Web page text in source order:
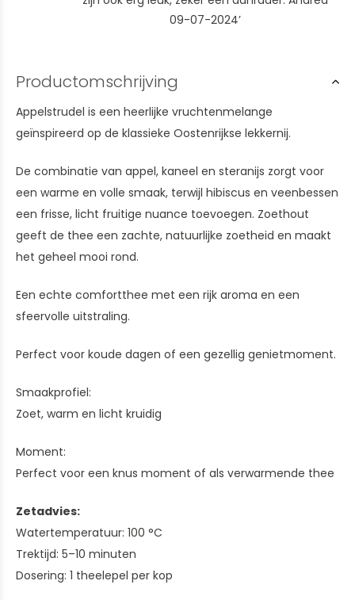
09-07-2024’
Productomschrijving
Appelstrudel is een heerlijke vruchtenmelange
geïnspireerd op de klassieke Oostenrijkse lekkernij.
De combinatie van appel, kaneel en steranijs zorgt voor
een warme en volle smaak, terwijl hibiscus en veenbessen
een frisse, licht fruitige nuance toevoegen. Zoethout
geeft de thee een zachte, natuurlijke zoetheid en maakt
het geheel mooi rond.
Een echte comfortthee met een rijk aroma en een
sfeervolle uitstraling.
Perfect voor koude dagen of een gezellig genietmoment.
Smaakprofiel:
Zoet, warm en licht kruidig
Moment:
Perfect voor een knus moment of als verwarmende thee
Zetadvies:
Watertemperatuur: 100 °C
Trektijd: 5–10 minuten
Dosering: 1 theelepel per kop